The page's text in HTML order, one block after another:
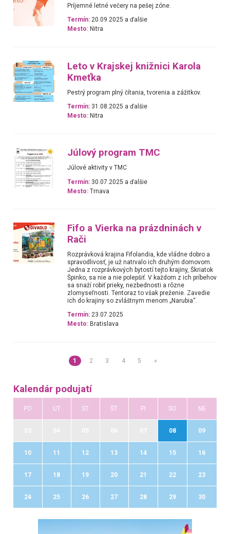
Príjemné letné večery na pešej zóne.
Termín: 20.09.2025 a ďalšie
Mesto: Nitra
Leto v Krajskej knižnici Karola
Kmeťka
Pestrý program plný čítania, tvorenia a zážitkov.
Termín: 31.08.2025 a ďalšie
Mesto: Nitra
Júlový program TMC
Júlové aktivity v TMC
Termín: 30.07.2025 a ďalšie
Mesto: Trnava
Fifo a Vierka na prázdninách v
Rači
Rozprávková krajina Fifolandia, kde vládne dobro a
spravodlivosť, je už natrvalo ich druhým domovom.
Jedna z rozprávkových bytostí tejto krajiny, Škriatok
Špinko, sa nie a nie polepšiť. V každom z ich príbehov
sa snaží robiť prieky, nezbednosti a rôzne
zlomyseľnosti. Tentoraz to však preženie. Zavedie
ich do krajiny so zvláštnym menom „Narubia“.
Termín: 23.07.2025
Mesto: Bratislava
1 2 3 4 5 »
Kalendár podujatí
PO UT ST ŠT PI SO NE
08 09
10 11 12 13 14 15 16
17 18 19 20 21 22 23
24 25 26 27 28 29 30